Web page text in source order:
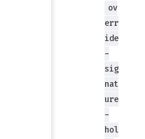
ov
err
ide
-
sig
nat
ure
-
hol